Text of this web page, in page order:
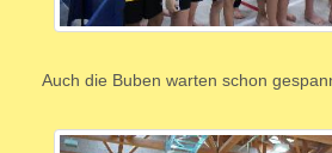
Auch die Buben warten schon